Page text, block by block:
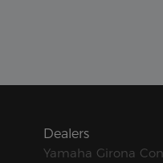
Dealers
Yamaha Girona